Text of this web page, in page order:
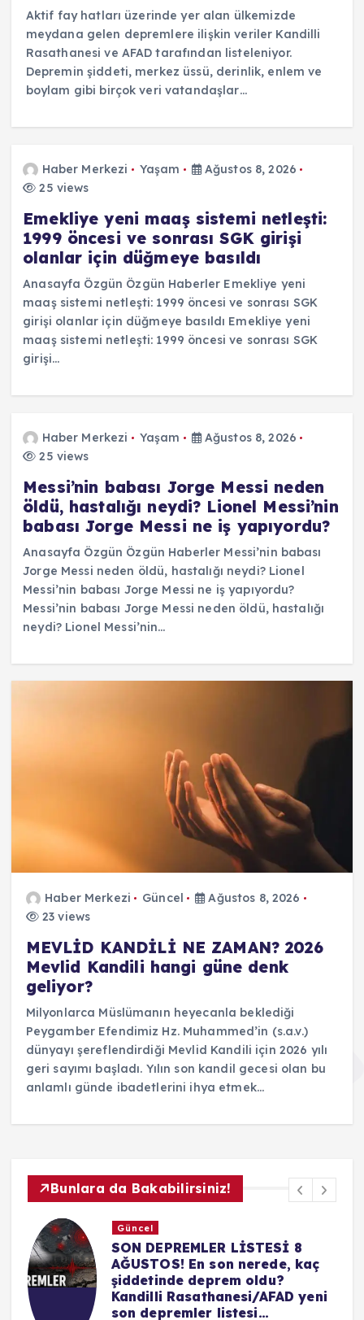
Aktif fay hatları üzerinde yer alan ülkemizde
meydana gelen depremlere ilişkin veriler Kandilli
Rasathanesi ve AFAD tarafından listeleniyor.
Depremin şiddeti, merkez üssü, derinlik, enlem ve
boylam gibi birçok veri vatandaşlar…
Haber Merkezi Yaşam
Ağustos 8, 2026
25 views
Emekliye yeni maaş sistemi netleşti:
1999 öncesi ve sonrası SGK girişi
olanlar için düğmeye basıldı
Anasayfa Özgün Özgün Haberler Emekliye yeni
maaş sistemi netleşti: 1999 öncesi ve sonrası SGK
girişi olanlar için düğmeye basıldı Emekliye yeni
maaş sistemi netleşti: 1999 öncesi ve sonrası SGK
girişi…
Haber Merkezi Yaşam
Ağustos 8, 2026
25 views
Messi’nin babası Jorge Messi neden
öldü, hastalığı neydi? Lionel Messi’nin
babası Jorge Messi ne iş yapıyordu?
Anasayfa Özgün Özgün Haberler Messi’nin babası
Jorge Messi neden öldü, hastalığı neydi? Lionel
Messi’nin babası Jorge Messi ne iş yapıyordu?
Messi’nin babası Jorge Messi neden öldü, hastalığı
neydi? Lionel Messi’nin…
Haber Merkezi Güncel
Ağustos 8, 2026
23 views
MEVLİD KANDİLİ NE ZAMAN? 2026
Mevlid Kandili hangi güne denk
geliyor?
Milyonlarca Müslümanın heyecanla beklediği
Peygamber Efendimiz Hz. Muhammed’in (s.a.v.)
dünyayı şereflendirdiği Mevlid Kandili için 2026 yılı
geri sayımı başladı. Yılın son kandil gecesi olan bu
anlamlı günde ibadetlerini ihya etmek…
Bunlara da Bakabilirsiniz!
Yaşam
Emekliye yeni maaş sistemi netleşti: 1999
öncesi ve sonrası SGK girişi olanlar için
düğmeye basıldı
Ağustos 8, 2026